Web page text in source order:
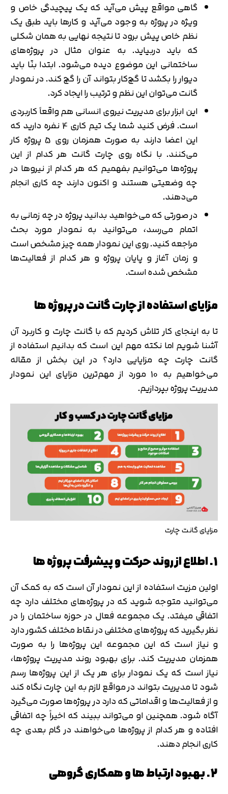
گاهی مواقع پیش می‌آید که یک پیچیدگی خاص و
ویژه در پروژه به وجود می‌آید و کارها باید طبق یک
نظم خاص پیش برود تا نتیجه نهایی به همان شکلی
که باید دربیاید. به عنوان مثال در پروژه‌های
ساختمانی این موضوع دیده می‌شود. ابتدا بنّا باید
دیوار را بکشد تا گچ‌کار بتواند آن را گچ کند. در نمودار
گانت می‌توان این نظم و ترتیب را ایجاد کرد.
این ابزار برای مدیریت نیروی انسانی هم واقعاً کاربردی
است. فرض کنید شما یک تیم کاری 4 نفره دارید که
این اعضا دارند به صورت همزمان روی 5 پروژه کار
می‌کنند. با نگاه روی چارت گانت هر کدام از این
پروژه‌ها می‌توانیم بفهمیم که هر کدام از نیروها در
چه وضعیتی هستند و اکنون دارند چه کاری انجام
می‌دهند.
در صورتی که می‌خواهید بدانید پروژه در چه زمانی به
اتمام می‌رسد، می‌توانید به نمودار مورد بحث
مراجعه کنید. روی این نمودار همه چیز مشخص است
و زمان آغاز و پایان پروژه و هر کدام از فعالیت‌ها
مشخص شده است.
مزایای استفاده از چارت گانت در پروژه ها
تا به اینجای کار تلاش کردیم که با گانت چارت و کاربرد آن
آشنا شویم اما نکته مهم این است که بدانیم استفاده از
گانت چارت چه مزایایی دارد؟ در این بخش از مقاله
می‌خواهیم به 10 مورد از مهم‌ترین مزایای این نمودار
مدیریت پروژه بپردازیم.
مزایای گانت چارت
1. اطلاع از روند حرکت و پیشرفت پروژه ها
اولین مزیت استفاده از این نمودار آن است که به کمک آن
می‌توانید متوجه شوید که در پروژه‌های مختلف دارد چه
اتفاقی میفتد. یک مجموعه فعال در حوزه ساختمان را در
نظر بگیرید که پروژه‌های مختلفی در نقاط مختلف کشور دارد
و نیاز است که این مجموعه این پروژه‌ها را به صورت
همزمان مدیریت کند. برای بهبود روند مدیریت پروژه‌ها،
نیاز است که یک نمودار برای هر یک از این پروژه‌ها رسم
شود تا مدیریت بتواند در مواقع لازم به این چارت نگاه کند
و از فعالیت‌ها و اقداماتی که دارد در پروژه‌ها صورت می‌گیرد
آگاه شود. همچنین او می‌تواند ببیند که اخیراً چه اتفاقی
افتاده و هر کدام از پروژه‌ها می‌خواهند در گام بعدی چه
کاری انجام دهند.
2. بهبود ارتباط ها و همکاری گروهی